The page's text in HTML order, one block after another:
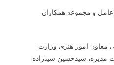
و مجموعه همکاران
معاون امور هنری وزارت
مدیره، سیدحسین سیدزاده